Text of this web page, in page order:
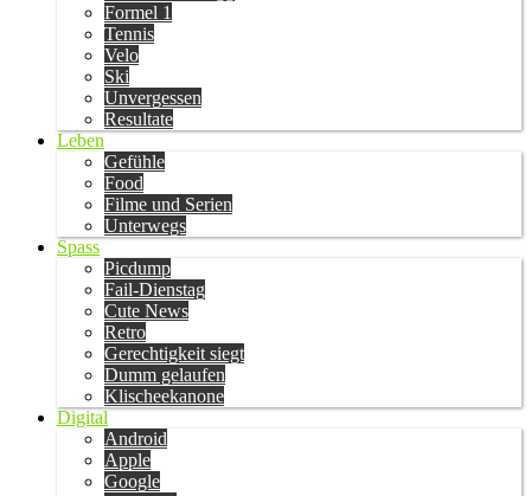
Formel 1
Tennis
Velo
Ski
Unvergessen
Resultate
Leben
Gefühle
Food
Filme und Serien
Unterwegs
Spass
Picdump
Fail-Dienstag
Cute News
Retro
Gerechtigkeit siegt
Dumm gelaufen
Klischeekanone
Digital
Android
Apple
Google